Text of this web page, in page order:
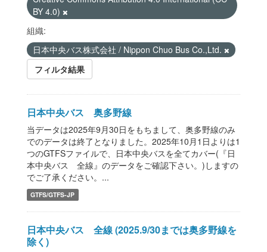
BY 4.0)
組織:
日本中央バス株式会社 / Nippon Chuo Bus Co.,Ltd.
フィルタ結果
日本中央バス 奥多野線
当データは2025年9月30日をもちまして、奥多野線のみ
でのデータは終了となりました。2025年10月1日よりは1
つのGTFSファイルで、日本中央バスを全てカバー(『日
本中央バス 全線』のデータをご確認下さい。)しますの
でご了承ください。...
GTFS/GTFS-JP
日本中央バス 全線 (2025.9/30までは奥多野線を
除く)